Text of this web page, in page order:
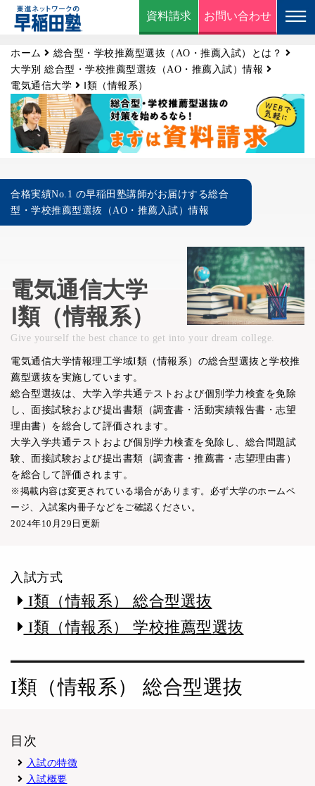
資料請求 お問い合わせ
ホーム
総合型・学校推薦型選抜（AO・推薦入試）とは？
大学別 総合型・学校推薦型選抜（AO・推薦入試）情報
電気通信大学
Ⅰ類（情報系）
合格実績No.1 の早稲田塾講師がお届けする総合
型・学校推薦型選抜（AO・推薦入試）情報
電気通信大学
Ⅰ類（情報系）
Give yourself the best chance to get into your dream college.
電気通信大学情報理工学域I類（情報系）の総合型選抜と学校推
薦型選抜を実施しています。
総合型選抜は、大学入学共通テストおよび個別学力検査を免除
し、面接試験および提出書類（調査書・活動実績報告書・志望
理由書）を総合して評価されます。
大学入学共通テストおよび個別学力検査を免除し、総合問題試
験、面接試験および提出書類（調査書・推薦書・志望理由書）
を総合して評価されます。
※掲載内容は変更されている場合があります。必ず大学のホームペ
ージ、入試案内冊子などをご確認ください。
2024年10月29日更新
入試方式
I類（情報系） 総合型選抜
I類（情報系） 学校推薦型選抜
I類（情報系） 総合型選抜
目次
入試の特徴
入試概要